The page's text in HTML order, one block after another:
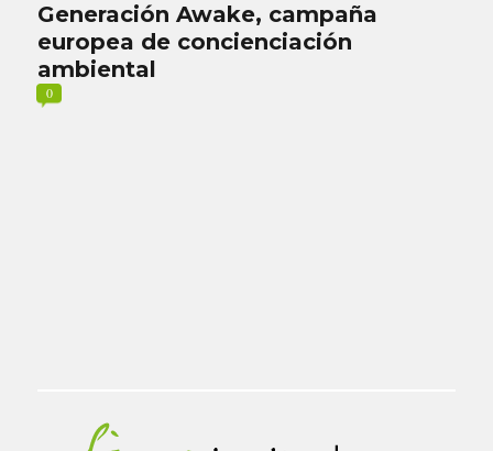
Generación Awake, campaña
europea de concienciación
ambiental
0